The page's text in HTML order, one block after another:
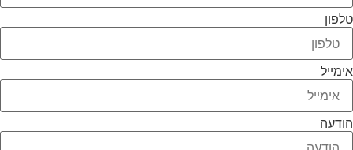
טלפון
אימייל
הודעה